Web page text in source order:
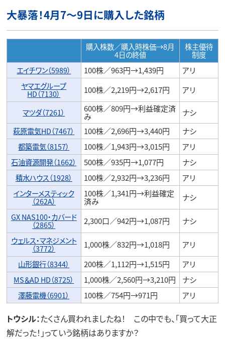
大暴落！4月7～9日に購入した銘柄
購入株数／購入時株価→8月
4日の終値
株主優待
制度
エイチワン（5989）
100株／963円→1,439円
アリ
ヤマエグループ
HD（7130） 100株／2,219円→2,617円 アリ
マツダ（7261） 600株／809円→利益確定済
み
ナシ
萩原電気HD（7467）
100株／2,696円→3,440円
ナシ
都築電気（8157）
100株／1,943円→3,015円
アリ
石油資源開発（1662）
500株／935円→1,077円
ナシ
積水ハウス（1928）
100株／2,932円→3,236円
アリ
インターメスティック
（262A）
100株／1,341円→利益確定
済み
ナシ
GX NAS100・カバード
（2865） 2,300口／942円→1,087円
ナシ
ウェルス・マネジメント
（3772） 1,000株／832円→1,018円
アリ
山形銀行（8344）
200株／1,112円→1,515円
アリ
MS＆AD HD（8725）
1,000株／2,560円→3,210円
ナシ
澤藤電機（6901）
100株／754円→971円 アリ
トウシル：たくさん買われましたね！ この中でも、「買って大正
解だった！」っていう銘柄はありますか？